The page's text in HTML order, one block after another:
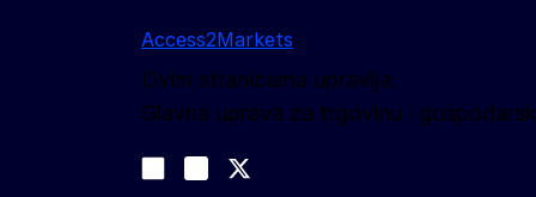
Access2Markets
Ovim stranicama upravlja:
Glavna uprava za trgovinu i
Join us on LinkedIn
Trade-Off podcast